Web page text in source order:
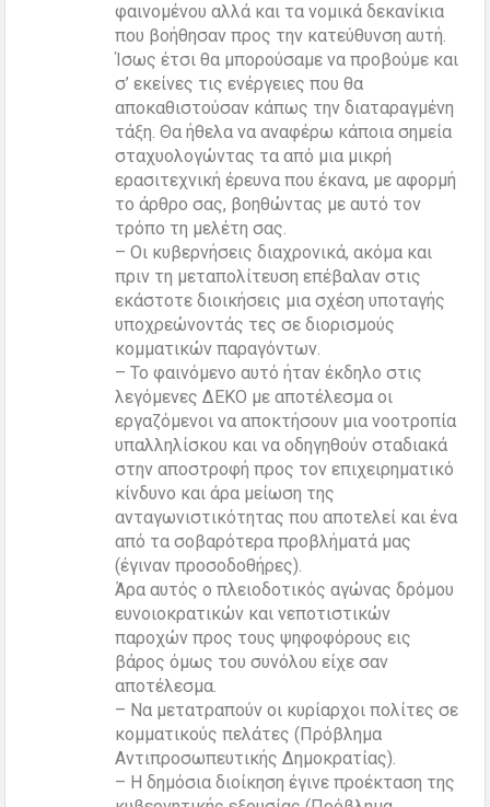
φαινομένου αλλά και τα νομικά δεκανίκια
που βοήθησαν προς την κατεύθυνση αυτή.
Ίσως έτσι θα μπορούσαμε να προβούμε και
σ’ εκείνες τις ενέργειες που θα
αποκαθιστούσαν κάπως την διαταραγμένη
τάξη. Θα ήθελα να αναφέρω κάποια σημεία
σταχυολογώντας τα από μια μικρή
ερασιτεχνική έρευνα που έκανα, με αφορμή
το άρθρο σας, βοηθώντας με αυτό τον
τρόπο τη μελέτη σας.
– Οι κυβερνήσεις διαχρονικά, ακόμα και
πριν τη μεταπολίτευση επέβαλαν στις
εκάστοτε διοικήσεις μια σχέση υποταγής
υποχρεώνοντάς τες σε διορισμούς
κομματικών παραγόντων.
– Το φαινόμενο αυτό ήταν έκδηλο στις
λεγόμενες ΔΕΚΟ με αποτέλεσμα οι
εργαζόμενοι να αποκτήσουν μια νοοτροπία
υπαλληλίσκου και να οδηγηθούν σταδιακά
στην αποστροφή προς τον επιχειρηματικό
κίνδυνο και άρα μείωση της
ανταγωνιστικότητας που αποτελεί και ένα
από τα σοβαρότερα προβλήματά μας
(έγιναν προσοδοθήρες).
Άρα αυτός ο πλειοδοτικός αγώνας δρόμου
ευνοιοκρατικών και νεποτιστικών
παροχών προς τους ψηφοφόρους εις
βάρος όμως του συνόλου είχε σαν
αποτέλεσμα.
– Να μετατραπούν οι κυρίαρχοι πολίτες σε
κομματικούς πελάτες (Πρόβλημα
Αντιπροσωπευτικής Δημοκρατίας).
– Η δημόσια διοίκηση έγινε προέκταση της